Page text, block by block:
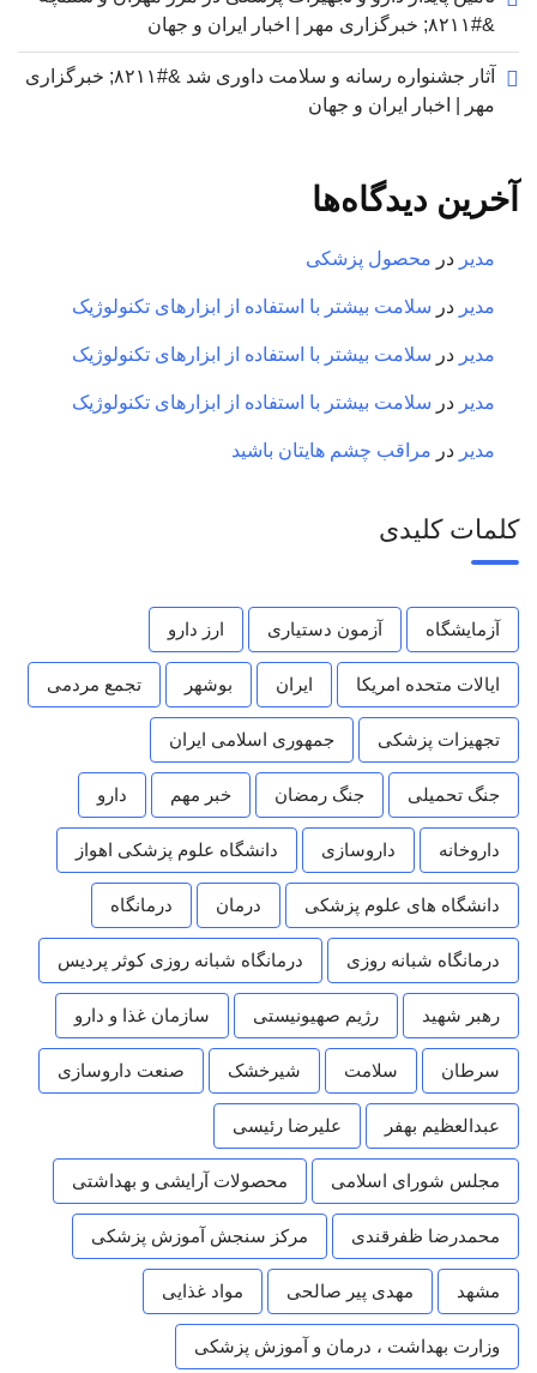
&#۸۲۱۱; خبرگزاری مهر | اخبار ایران و جهان
آثار جشنواره رسانه و سلامت داوری شد &#۸۲۱۱; خبرگزاری
مهر | اخبار ایران و جهان
آخرین دیدگاه‌ها
مدیر در محصول پزشکی
مدیر در سلامت بیشتر با استفاده از ابزارهای تکنولوژیک
مدیر در سلامت بیشتر با استفاده از ابزارهای تکنولوژیک
مدیر در سلامت بیشتر با استفاده از ابزارهای تکنولوژیک
مدیر در مراقب چشم هایتان باشید
کلمات کلیدی
آزمایشگاه آزمون دستیاری ارز دارو
ایالات متحده امریکا ایران بوشهر تجمع مردمی
تجهیزات پزشکی جمهوری اسلامی ایران
جنگ تحمیلی جنگ رمضان خبر مهم دارو
داروخانه داروسازی دانشگاه علوم پزشکی اهواز
دانشگاه های علوم پزشکی درمان درمانگاه
درمانگاه شبانه روزی درمانگاه شبانه روزی کوثر پردیس
رهبر شهید رژیم صهیونیستی سازمان غذا و دارو
سرطان سلامت شیرخشک صنعت داروسازی
عبدالعظیم بهفر علیرضا رئیسی
مجلس شورای اسلامی محصولات آرایشی و بهداشتی
محمدرضا ظفرقندی مرکز سنجش آموزش پزشکی
مشهد مهدی پیر صالحی مواد غذایی
وزارت بهداشت ، درمان و آموزش پزشکی